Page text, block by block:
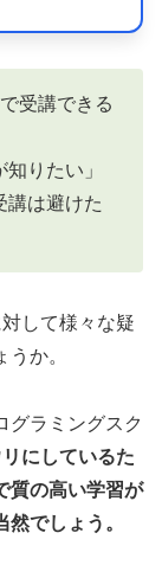
受講できる
りたい」
講は避けた
して様々な疑
か。
グラミングスク
にしているた
質の高い学習が
でしょう。